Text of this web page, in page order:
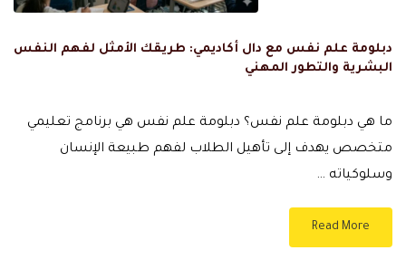
دبلومة علم نفس مع دال أكاديمي: طريقك الأمثل لفهم النفس
البشرية والتطور المهني
ما هي دبلومة علم نفس؟ دبلومة علم نفس هي برنامج تعليمي
متخصص يهدف إلى تأهيل الطلاب لفهم طبيعة الإنسان
وسلوكياته …
Read More